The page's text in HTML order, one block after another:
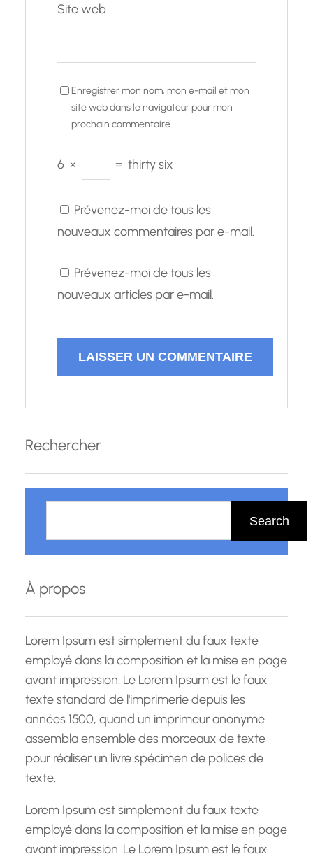
Site web
Enregistrer mon nom, mon e-mail et mon
site web dans le navigateur pour mon
prochain commentaire.
6 × = thirty six
Prévenez-moi de tous les
nouveaux commentaires par e-mail.
Prévenez-moi de tous les
nouveaux articles par e-mail.
Rechercher
h
r
c
h
Search
À propos
Lorem Ipsum est simplement du faux texte
employé dans la composition et la mise en page
avant impression. Le Lorem Ipsum est le faux
texte standard de l'imprimerie depuis les
années 1500, quand un imprimeur anonyme
assembla ensemble des morceaux de texte
pour réaliser un livre spécimen de polices de
texte.
Lorem Ipsum est simplement du faux texte
employé dans la composition et la mise en page
avant impression. Le Lorem Ipsum est le faux